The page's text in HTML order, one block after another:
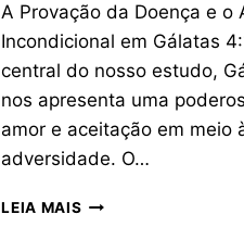
A Provação da Doença e o
Incondicional em Gálatas
central do nosso estudo,
nos apresenta uma
amor e aceitação em meio
adversidade. O…
LEIA MAIS